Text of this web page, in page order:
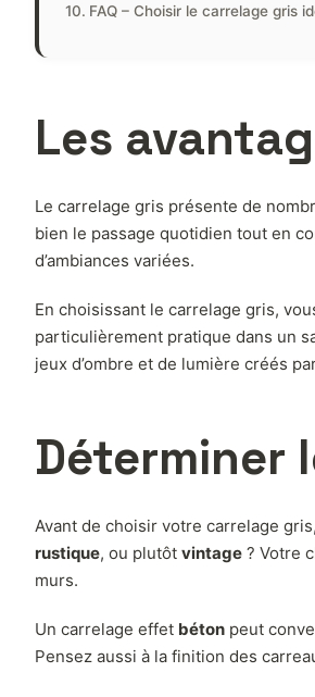
FAQ – Choisir le carrelage gris
Les
Le carrelage gris présente de
bien le passage quotidien tout en
d’ambiances variées.
En choisissant le carrelage gris,
particulièrement pratique dans un
jeux d’ombre et de lumière créés
Déterminer
Avant de choisir votre carrelage
rustique, ou plutôt vintage ? Votre
murs.
Un carrelage effet béton peut
Pensez aussi à la finition des